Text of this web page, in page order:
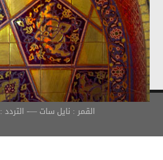
القمر : نايل سات —- التردد : 12688 —- الاستقطاب : عمودي —- معدل الترميز : 30000